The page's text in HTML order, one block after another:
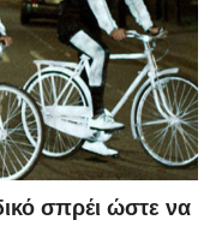
σπρέι ώστε να